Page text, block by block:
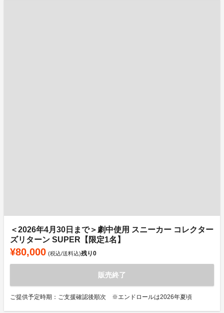
＜2026年4月30日まで＞劇中使用 スニーカー コレクター
ズリターン SUPER【限定1名】
¥80,000 (税込/送料込)残り0
販売終了
ご提供予定時期：ご支援確認後順次 ※エンドロールは2026年夏頃